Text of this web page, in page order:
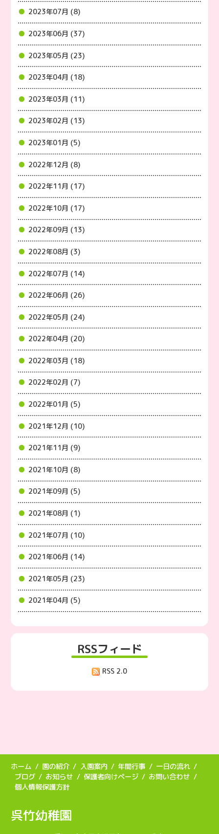
2023年07月 (8)
2023年06月 (37)
2023年05月 (23)
2023年04月 (18)
2023年03月 (11)
2023年02月 (13)
2023年01月 (5)
2022年12月 (8)
2022年11月 (17)
2022年10月 (17)
2022年09月 (13)
2022年08月 (3)
2022年07月 (14)
2022年06月 (26)
2022年05月 (24)
2022年04月 (20)
2022年03月 (18)
2022年02月 (7)
2022年01月 (5)
2021年12月 (10)
2021年11月 (9)
2021年10月 (8)
2021年09月 (5)
2021年08月 (1)
2021年07月 (10)
2021年06月 (14)
2021年05月 (23)
2021年04月 (5)
RSSフィード
RSS 2.0
ホーム 園の紹介 入園案内 年間行事
一日の流れ
ブログ
お知らせ 保護者向けページ
お問い合わせ
個人情報保護方針
呉竹幼稚園